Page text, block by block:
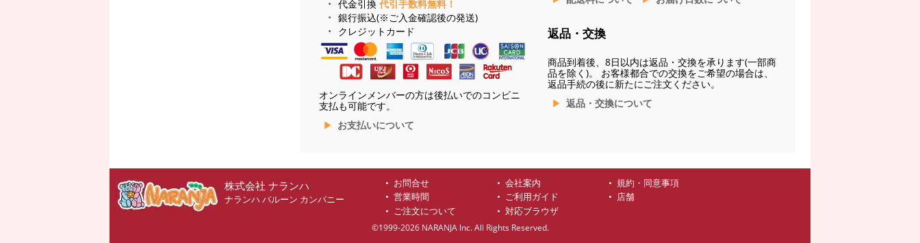
代金引換 代引手数料無料！
銀行振込(※ご入金確認後の発送)
クレジットカード
オンラインメンバーの方は後払いでのコンビニ
支払も可能です。
お支払いについて
返品・交換
商品到着後、8日以内は返品・交換を承ります(一部商
品を除く)。 お客様都合での交換をご希望の場合は、
返品手続の後に新たにご注文ください。
返品・交換について
株式会社 ナランハ
ナランハ バルーン カンパニー
お問合せ 会社案内
規約・同意事項
営業時間
ご利用ガイド
店舗
ご注文について
対応ブラウザ
©1999-2026 NARANJA Inc. All Rights Reserved.